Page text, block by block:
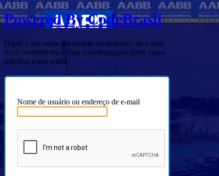
Powered By CodeBrasil
Digite o seu nome de usuário ou endereço de e-mail.
Você receberá um e-mail com instruções sobre como
redefinir a sua senha.
Nome de usuário ou endereço de e-mail